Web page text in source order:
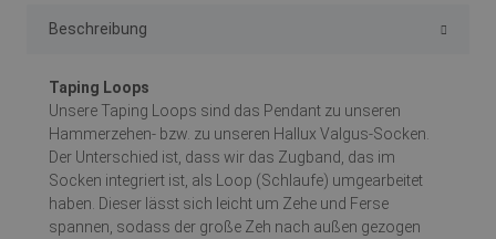
Beschreibung
Taping Loops
Unsere Taping Loops sind das Pendant zu unseren
Hammerzehen- bzw. zu unseren Hallux Valgus-Socken.
Der Unterschied ist, dass wir das Zugband, das im
Socken integriert ist, als Loop (Schlaufe) umgearbeitet
haben. Dieser lässt sich leicht um Zehe und Ferse
spannen, sodass der große Zeh nach außen gezogen